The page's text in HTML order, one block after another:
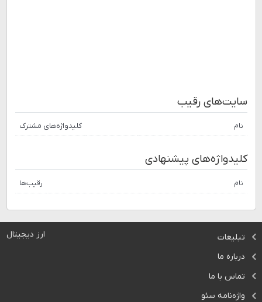
سایت‌های رقیب
نام کلیدواژه‌های مشترک
کلیدواژه‌های پیشنهادی
نام رقیب‌ها
ارز دیجیتال
تبلیغات
درباره ما
تماس با ما
واژه‌نامه سئو